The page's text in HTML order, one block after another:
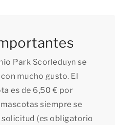
Park Scorleduyn se
mucho gusto. El
es de 6,50 € por
siempre se
(es obligatorio